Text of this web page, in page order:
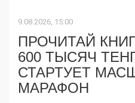
9.08.2026, 15:00
ПРОЧИТАЙ
600 ТЫСЯЧ
СТАРТУЕТ
МАРАФОН